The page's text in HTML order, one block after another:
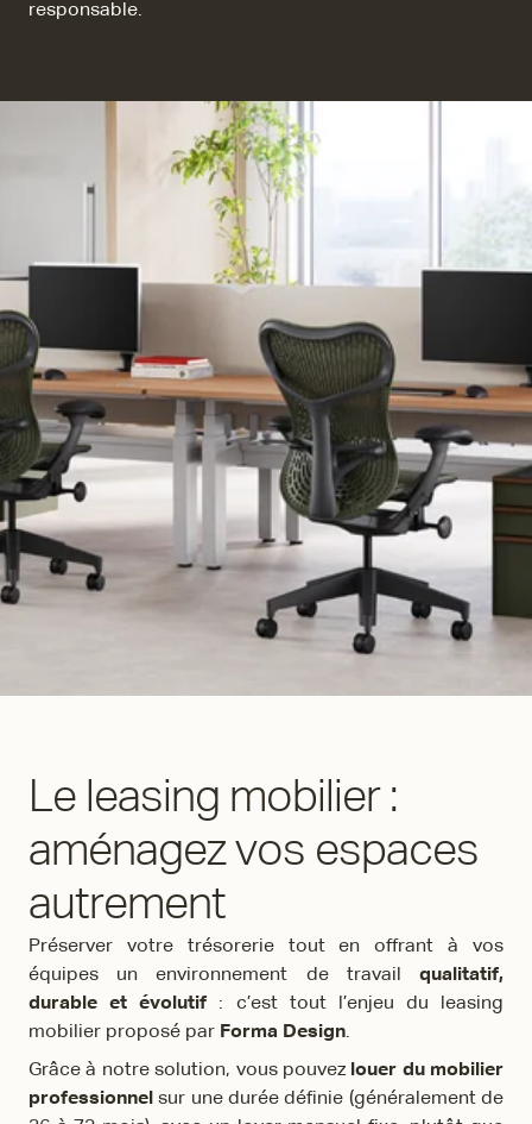
responsable.
Le leasing mobilier :
aménagez vos espaces
autrement
Préserver votre trésorerie tout en offrant à vos
équipes un environnement de travail qualitatif,
durable et évolutif : c’est tout l’enjeu du leasing
mobilier proposé par Forma Design.
Grâce à notre solution, vous pouvez louer du mobilier
professionnel sur une durée définie (généralement de